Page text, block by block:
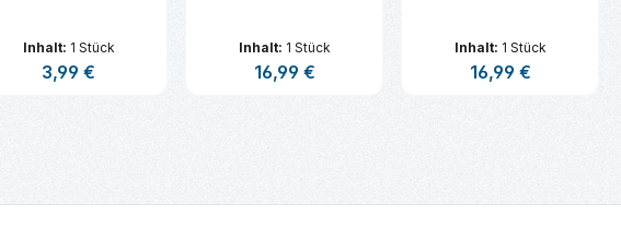
Wert ein oder benutze die Schaltflächen um
den gewünschten Wert ein oder benutze die
Inhalt: 1 Stück
Regulärer Preis:
3,99 €
Inhalt: 1 Stück
Regulärer Preis:
16,99 €
Inhalt: 1 Stück
Regulärer Preis:
16,99 €